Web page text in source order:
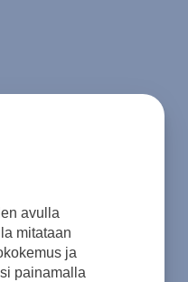
M L
avulla
mitataan
ja
painamalla